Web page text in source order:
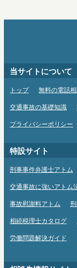
当サイトについて
トップ 無料の電話
交通事故の基礎知識
プライバシーポリシー
特設サイト
刑事事件弁護士アトム
交通事故に強いアトム
事故慰謝料アトム
相続税理士カタログ
労働問題解決ガイド